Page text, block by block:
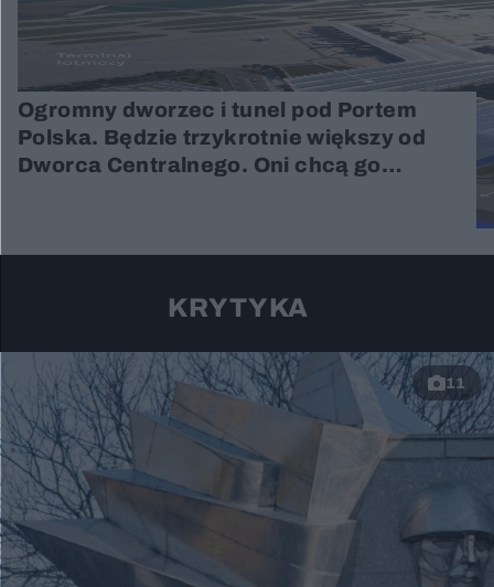
Ogromny dworzec i tunel pod Portem
Polska. Będzie trzykrotnie większy od
Dworca Centralnego. Oni chcą go
KRYTYKA
11